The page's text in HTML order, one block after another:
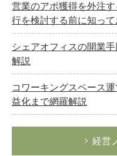
営業のアポ獲得を外注
行を検討する前に知っ
シェアオフィスの開業
解説
コワーキングスペース
益化まで網羅解説
経営